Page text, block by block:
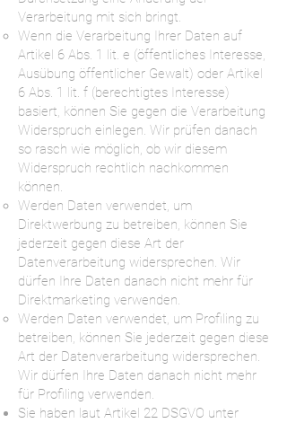
Verarbeitung mit sich bringt.
Wenn die Verarbeitung Ihrer Daten auf
Artikel 6 Abs. 1 lit. e (öffentliches Interesse,
Ausübung öffentlicher Gewalt) oder Artikel
6 Abs. 1 lit. f (berechtigtes Interesse)
basiert, können Sie gegen die Verarbeitung
Widerspruch einlegen. Wir prüfen danach
so rasch wie möglich, ob wir diesem
Widerspruch rechtlich nachkommen
können.
Werden Daten verwendet, um
Direktwerbung zu betreiben, können Sie
jederzeit gegen diese Art der
Datenverarbeitung widersprechen. Wir
dürfen Ihre Daten danach nicht mehr für
Direktmarketing verwenden.
Werden Daten verwendet, um Profiling zu
betreiben, können Sie jederzeit gegen diese
Art der Datenverarbeitung widersprechen.
Wir dürfen Ihre Daten danach nicht mehr
für Profiling verwenden.
Sie haben laut Artikel 22 DSGVO unter